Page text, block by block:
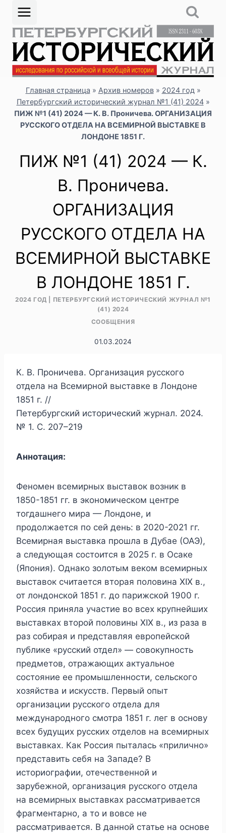
Перейти
содержимому
Главная страница » Архив номеров» 2024 год »
Петербургский исторический журнал №1 (41) 2024»
ПИЖ №1 (41) 2024 — К. В. Проничева. ОРГАНИЗАЦИЯ
РУССКОГО ОТДЕЛА НА ВСЕМИРНОЙ ВЫСТАВКЕ В
ЛОНДОНЕ 1851 Г.
ПИЖ №1 (41) 2024 — К.
В. Проничева.
ОРГАНИЗАЦИЯ
РУССКОГО ОТДЕЛА НА
ВСЕМИРНОЙ ВЫСТАВКЕ
В ЛОНДОНЕ 1851 Г.
2024 ГОД
ПЕТЕРБУРГСКИЙ ИСТОРИЧЕСКИЙ ЖУРНАЛ №1
(41) 2024
СООБЩЕНИЯ
01.03.2024
К. В. Проничева. Организация русского
отдела на Всемирной выставке в Лондоне
1851 г. //
Петербургский исторический журнал. 2024.
№ 1. С. 207–219
Аннотация:
Феномен всемирных выставок возник в
1850-1851 гг. в экономическом центре
тогдашнего мира — Лондоне, и
продолжается по сей день: в 2020-2021 гг.
Всемирная выставка прошла в Дубае (ОАЭ),
а следующая состоится в 2025 г. в Осаке
(Япония). Однако золотым веком всемирных
выставок считается вторая половина XIX в.,
от лондонской 1851 г. до парижской 1900 г.
Россия приняла участие во всех крупнейших
выставках второй половины XIX в., из раза в
раз собирая и представляя европейской
публике «русский отдел» — совокупность
предметов, отражающих актуальное
состояние ее промышленности, сельского
хозяйства и искусств. Первый опыт
организации русского отдела для
международного смотра 1851 г. лег в основу
всех будущих русских отделов на всемирных
выставках. Как Россия пыталась «прилично»
представить себя на Западе? В
историографии, отечественной и
зарубежной, организация русского отдела
на всемирных выставках рассматривается
фрагментарно, а то и вовсе не
рассматривается. В данной статье на основе